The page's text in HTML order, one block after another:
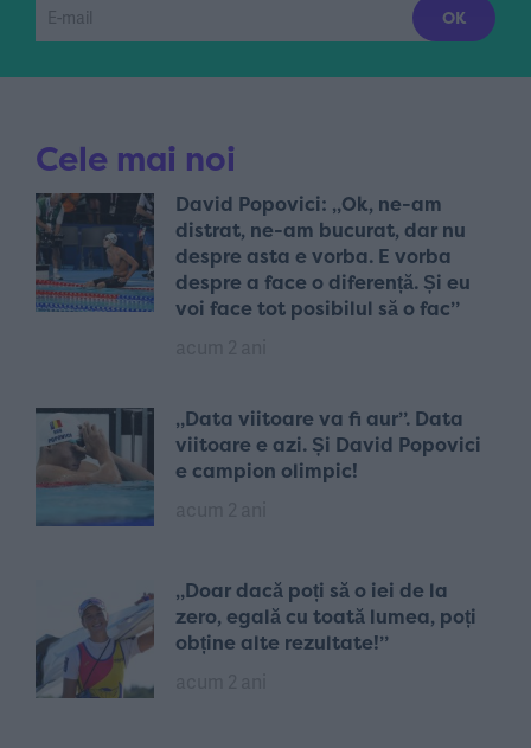
Cele mai noi
David Popovici: „Ok, ne-am
distrat, ne-am bucurat, dar nu
despre asta e vorba. E vorba
despre a face o diferență. Și eu
voi face tot posibilul să o fac”
„Data viitoare va fi aur”. Data
viitoare e azi. Și David Popovici
e campion olimpic!
„Doar dacă poți să o iei de la
zero, egală cu toată lumea, poți
obține alte rezultate!”